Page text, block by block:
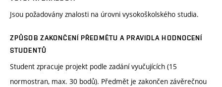
Jsou požadovány znalosti na úrovni vysokoškolského studia.
ZPŮSOB ZAKONČENÍ PŘEDMĚTU A PRAVIDLA HODNOCENÍ
STUDENTŮ
Student zpracuje projekt podle zadání vyučujících (15
normostran, max. 30 bodů). Předmět je zakončen závěrečnou